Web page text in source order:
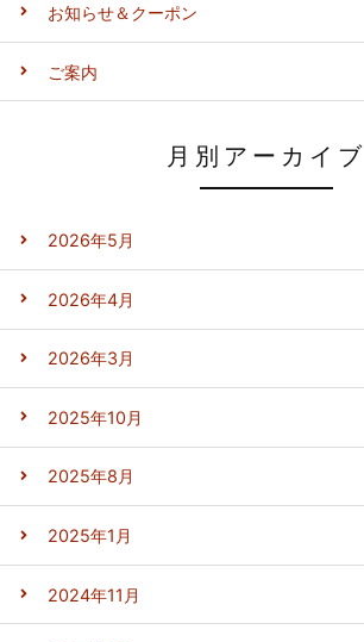
お知らせ＆クーポン
ご案内
月別アーカイブ
2026年5月
2026年4月
2026年3月
2025年10月
2025年8月
2025年1月
2024年11月